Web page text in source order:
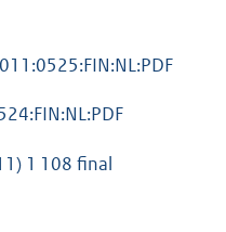
1 108 final